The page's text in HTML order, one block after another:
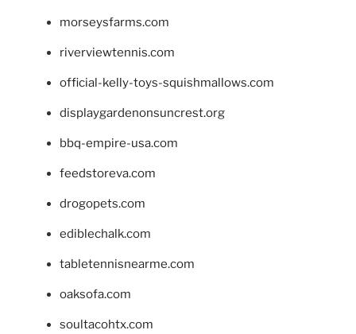
morseysfarms.com
riverviewtennis.com
official-kelly-toys-squishmallows.com
displaygardenonsuncrest.org
bbq-empire-usa.com
feedstoreva.com
drogopets.com
ediblechalk.com
tabletennisnearme.com
oaksofa.com
soultacohtx.com